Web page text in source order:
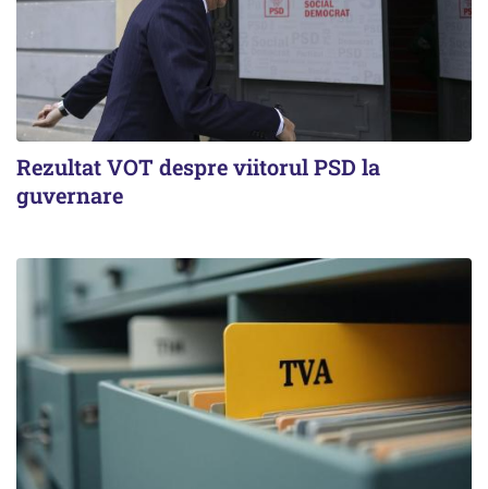
Rezultat VOT despre viitorul PSD la
guvernare